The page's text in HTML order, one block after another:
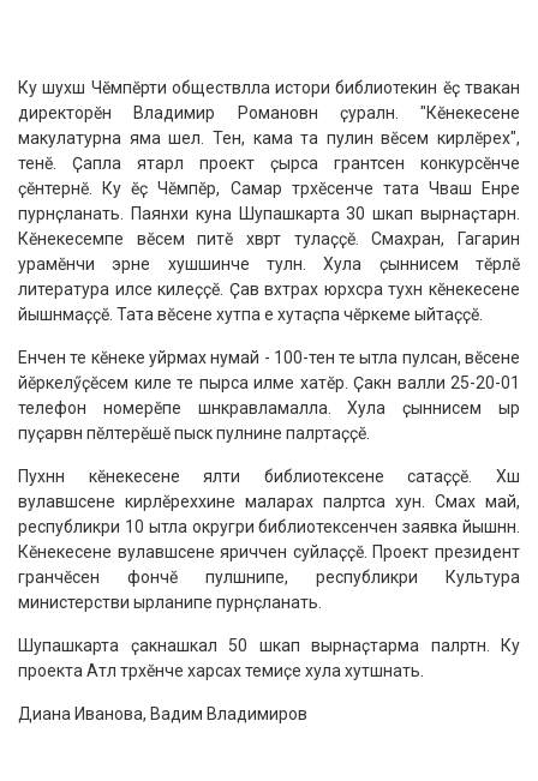
Ку шухӑш Чӗмпӗрти обществӑлла истори библиотекин ӗҫ тӑвакан
директорӗн Владимир Романовӑн ҫуралнӑ. "Кӗнекесене
макулатурӑна яма шел. Тен, кама та пулин вӗсем кирлӗрех",
тенӗ. Ҫапла ятарлӑ проект ҫырса грантсен конкурсӗнче
ҫӗнтернӗ. Ку ӗҫ Чӗмпӗр, Самар тӑрӑхӗсенче тата Чӑваш Енре
пурнӑҫланать. Паянхи куна Шупашкарта 30 шкап вырнаҫтарнӑ.
Кӗнекесемпе вӗсем питӗ хӑвӑрт тулаҫҫӗ. Сӑмахран, Гагарин
урамӗнчи эрне хушшинче тулнӑ. Хула ҫыннисем тӗрлӗ
литература илсе килеҫҫӗ. Ҫав вӑхӑтрах юрӑхсӑра тухнӑ кӗнекесене
йышӑнмаҫҫӗ. Тата вӗсене хутпа е хутаҫпа чӗркеме ыйтаҫҫӗ.
Енчен те кӗнеке уйрӑмах нумай - 100-тен те ытла пулсан, вӗсене
йӗркелӳҫӗсем киле те пырса илме хатӗр. Ҫакӑн валли 25-20-01
телефон номерӗпе шӑнкӑравламалла. Хула ҫыннисем ырӑ
пуҫарӑвӑн пӗлтерӗшӗ пысӑк пулнине палӑртаҫҫӗ.
Пухӑннӑ кӗнекесене ялти библиотекӑсене ӑсатаҫҫӗ. Хӑш
вулавӑшсене кирлӗреххине маларах палӑртса хунӑ. Сӑмах май,
республикӑри 10 ытла округри библиотекӑсенчен заявка йышӑннӑ.
Кӗнекесене вулавӑшсене яриччен суйлаҫҫӗ. Проект президент
гранчӗсен фончӗ пулӑшнипе, республикӑри Культура
министерстви ырланипе пурнӑҫланать.
Шупашкарта ҫакнашкал 50 шкап вырнаҫтарма палӑртнӑ. Ку
проекта Атӑл тӑрӑхӗнче харӑсах темиҫе хула хутшӑнать.
Диана Иванова, Вадим Владимиров